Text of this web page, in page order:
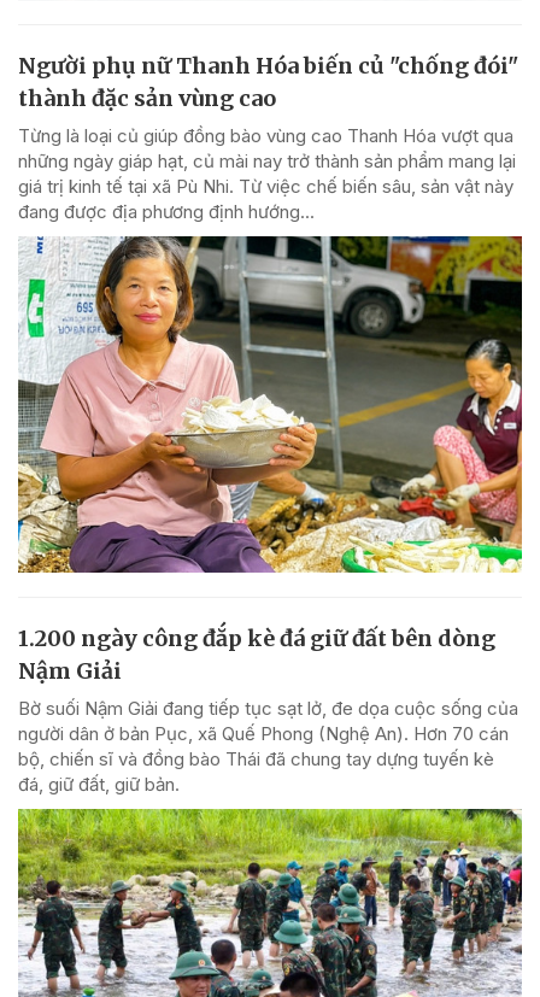
Người phụ nữ Thanh Hóa biến củ "chống đói"
thành đặc sản vùng cao
Từng là loại củ giúp đồng bào vùng cao Thanh Hóa vượt qua
những ngày giáp hạt, củ mài nay trở thành sản phẩm mang lại
giá trị kinh tế tại xã Pù Nhi. Từ việc chế biến sâu, sản vật này
đang được địa phương định hướng...
1.200 ngày công đắp kè đá giữ đất bên dòng
Nậm Giải
Bờ suối Nậm Giải đang tiếp tục sạt lở, đe dọa cuộc sống của
người dân ở bản Pục, xã Quế Phong (Nghệ An). Hơn 70 cán
bộ, chiến sĩ và đồng bào Thái đã chung tay dựng tuyến kè
đá, giữ đất, giữ bản.